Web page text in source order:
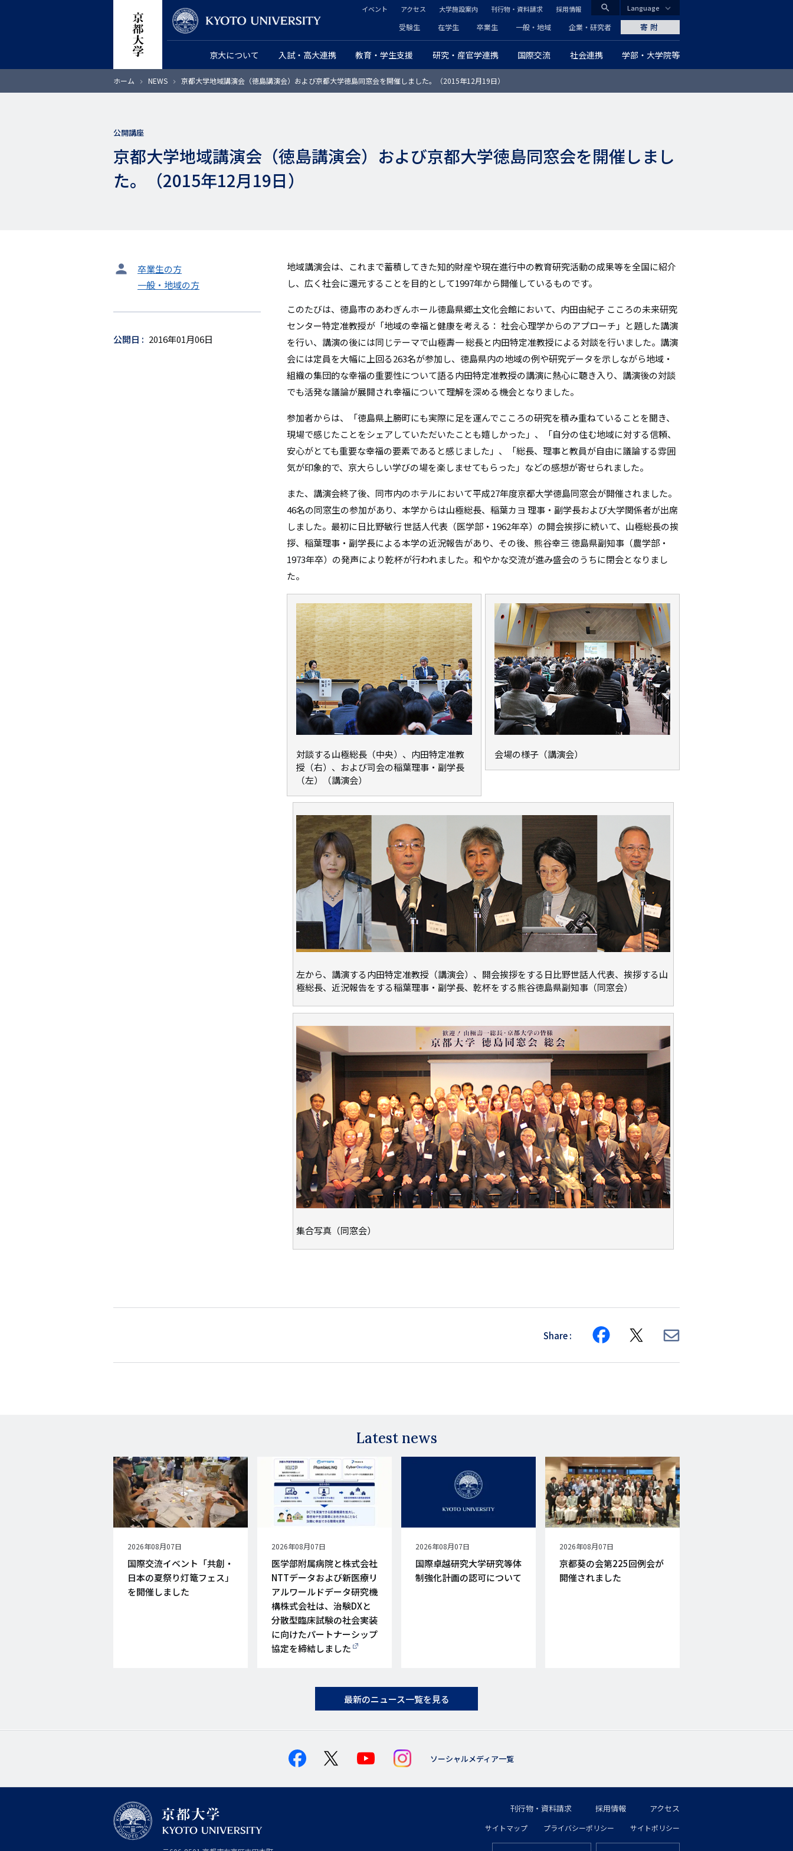
ン
CLOSE
search
グ
ロ
京大について 入試・高大連携 教育・学生支援 研究・産官学連携 国際交流 社会連携 学部・大学院等
ヘ
ッ
ダ
ラ
ー
リ
ン
ク
受験生 在学生 卒業生 一般・地域 企業・研究者
ッ
ダ
ー
カ
ン
リ
ン
ク
イベント アクセス 大学施設案内 刊行物・資料請求 採用情報
寄附
Language
ホーム NEWS 京都大学地域講演会（徳島講演会）および京都大学徳島同窓会を開催しました。（2015年12月19日）
公開講座
京都大学地域講演会（徳島講演会）および京都大学徳島同窓会を開催しまし
た。（2015年12月19日）
タ
ト
卒業生の方
一般・地域の方
公開日 2016年01月06日
地域講演会は、これまで蓄積してきた知的財産や現在進行中の教育研究活動の成果等を全国に紹介
し、広く社会に還元することを目的として1997年から開催しているものです。
このたびは、徳島市のあわぎんホール徳島県郷土文化会館において、内田由紀子 こころの未来研究
センター特定准教授が「地域の幸福と健康を考える： 社会心理学からのアプローチ」と題した講演
を行い、講演の後には同じテーマで山極壽一 総長と内田特定准教授による対談を行いました。講演
会には定員を大幅に上回る263名が参加し、徳島県内の地域の例や研究データを示しながら地域・
組織の集団的な幸福の重要性について語る内田特定准教授の講演に熱心に聴き入り、講演後の対談
でも活発な議論が展開され幸福について理解を深める機会となりました。
参加者からは、「徳島県上勝町にも実際に足を運んでこころの研究を積み重ねていることを聞き、
現場で感じたことをシェアしていただいたことも嬉しかった」、「自分の住む地域に対する信頼、
安心がとても重要な幸福の要素であると感じました」、「総長、理事と教員が自由に議論する雰囲
気が印象的で、京大らしい学びの場を楽しませてもらった」などの感想が寄せられました。
また、講演会終了後、同市内のホテルにおいて平成27年度京都大学徳島同窓会が開催されました。
46名の同窓生の参加があり、本学からは山極総長、稲葉カヨ 理事・副学長および大学関係者が出席
しました。最初に日比野敏行 世話人代表（医学部・1962年卒）の開会挨拶に続いて、山極総長の挨
拶、稲葉理事・副学長による本学の近況報告があり、その後、熊谷幸三 徳島県副知事（農学部・
1973年卒）の発声により乾杯が行われました。和やかな交流が進み盛会のうちに閉会となりまし
た。
対談する山極総長（中央）、内田特定准教
授（右）、および司会の稲葉理事・副学長
（左）（講演会）
会場の様子（講演会）
左から、講演する内田特定准教授（講演会）、開会挨拶をする日比野世話人代表、挨拶する山
極総長、近況報告をする稲葉理事・副学長、乾杯をする熊谷徳島県副知事（同窓会）
集合写真（同窓会）
Share Share Share
Latest news
公
開
日
2026年08月07日
国際交流イベント「共創・
日本の夏祭り灯篭フェス」
を開催しました
公
開
日
2026年08月07日
医学部附属病院と株式会社
NTTデータおよび新医療リ
アルワールドデータ研究機
構株式会社は、治験DXと
分散型臨床試験の社会実装
に向けたパートナーシップ
協定を締結しました
公
開
日
2026年08月07日
国際卓越研究大学研究等体
制強化計画の認可について
公
開
日
2026年08月07日
京都葵の会第225回例会が
開催されました
最新のニュース一覧を見る
ソーシャルメディア一覧
フ
刊行物・資料請求 採用情報 アクセス
フ
サイトマップ プライバシーポリシー サイトポリシー